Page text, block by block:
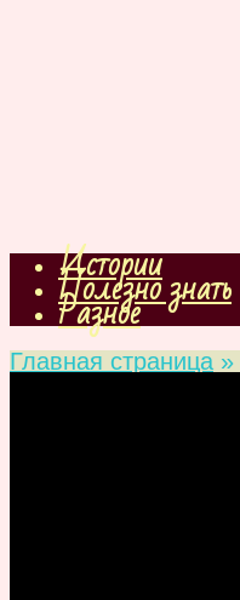
Истории
Полезно знать
Разное
Главная страница »